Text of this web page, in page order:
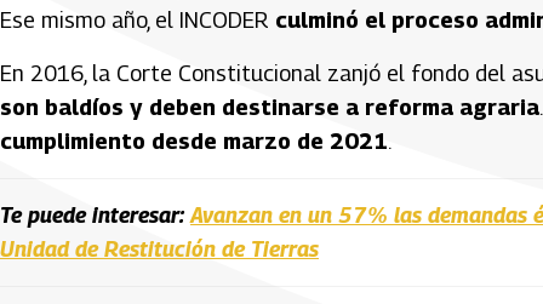
Ese mismo año, el INCODER culminó el proceso
En 2016, la Corte Constitucional zanjó el fondo del
son baldíos y deben destinarse a reforma agraria
cumplimiento desde marzo de 2021.
Te puede interesar: Avanzan en un 57% las demandas
Unidad de Restitución de Tierras